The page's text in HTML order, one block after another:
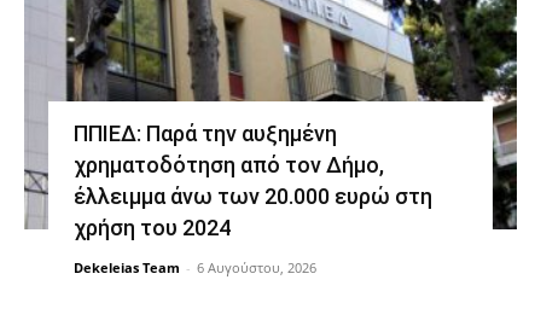
ΠΠΙΕΔ: Παρά την αυξημένη
χρηματοδότηση από τον Δήμο,
έλλειμμα άνω των 20.000 ευρώ στη
χρήση του 2024
Dekeleias Team - 6 Αυγούστου, 2026